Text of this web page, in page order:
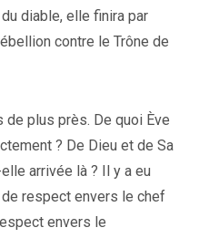
diable, elle finira par
contre le Trône de
plus près. De quoi Ève
? De Dieu et de Sa
arrivée là ? Il y a eu
respect envers le chef
envers le